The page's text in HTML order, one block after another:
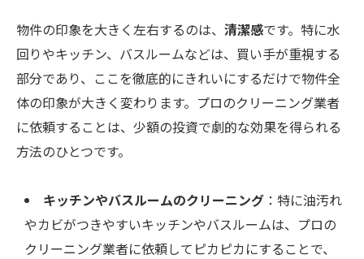
物件の印象を大きく左右するのは、 清潔感です。特に水
回りやキッチン、バスルームなどは、買い手が重視する
部分であり、ここを徹底的にきれいにするだけで物件全
体の印象が大きく変わります。プロのクリーニング業者
に依頼することは、少額の投資で劇的な効果を得られる
方法のひとつです。
キッチンやバスルームのクリーニング：特に油汚れ
やカビがつきやすいキッチンやバスルームは、プロの
クリーニング業者に依頼してピカピカにすることで、